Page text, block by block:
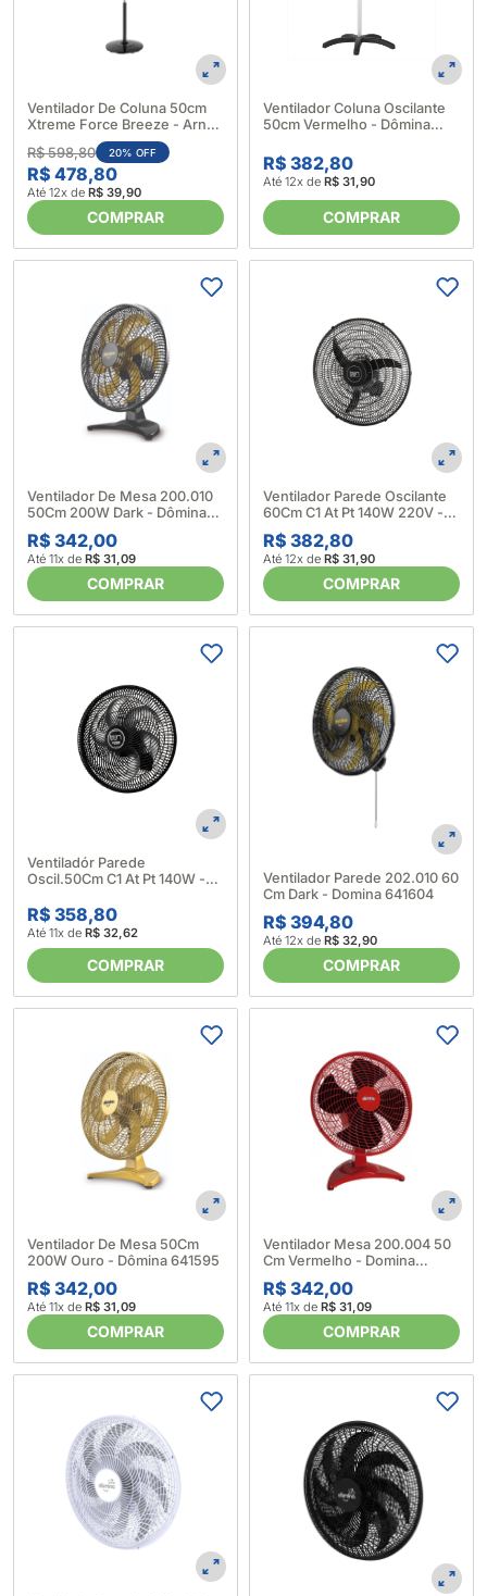
Ventilador De Coluna 50cm
Xtreme Force Breeze - Arno
R$ 598,80 20% OFF
R$ 478,80
Até 12x de R$ 39,90
COMPRAR
Ventilador Coluna Oscilante
50cm Vermelho - Dômina
R$ 382,80
Até 12x de R$ 31,90
COMPRAR
Ventilador De Mesa 200.010
50Cm 200W Dark - Dômina
641596
R$ 342,00
Até 11x de R$ 31,09
COMPRAR
Ventilador Parede Oscilante
60Cm C1 At Pt 140W 220V -
Tron 510984
R$ 382,80
Até 12x de R$ 31,90
COMPRAR
Ventiladór Parede
Oscil.50Cm C1 At Pt 140W -
R$ 358,80
Até 11x de R$ 32,62
COMPRAR
Ventilador Parede 202.010 60
Cm Dark - Domina 641604
R$ 394,80
Até 12x de R$ 32,90
COMPRAR
Ventilador De Mesa 50Cm
200W Ouro - Dômina 641595
R$ 342,00
Até 11x de R$ 31,09
COMPRAR
Ventilador Mesa 200.004 50
Cm Vermelho - Domina
641593
R$ 342,00
Até 11x de R$ 31,09
COMPRAR